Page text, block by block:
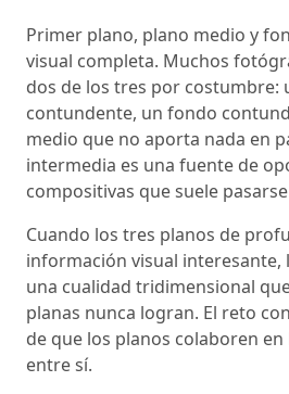
Primer plano, plano medio y
visual completa. Muchos
dos de los tres por costumbre:
contundente, un fondo
medio que no aporta nada en
intermedia es una fuente de
compositivas que suele
Cuando los tres planos de
información visual interesante,
una cualidad tridimensional
planas nunca logran. El reto
de que los planos colaboren
entre sí.